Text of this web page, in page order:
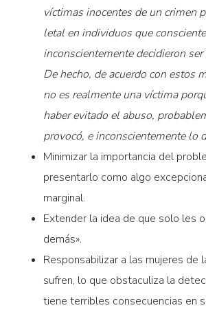
víctimas inocentes de un crimen
letal en individuos que
inconscientemente decidieron
De hecho, de acuerdo con estos
no es realmente una víctima
haber evitado el abuso,
provocó, e inconscientemente lo
Minimizar la importancia del
presentarlo como algo
marginal.
Extender la idea de que solo les
demás».
Responsabilizar a las mujeres de
sufren, lo que obstaculiza la
tiene terribles consecuencias en